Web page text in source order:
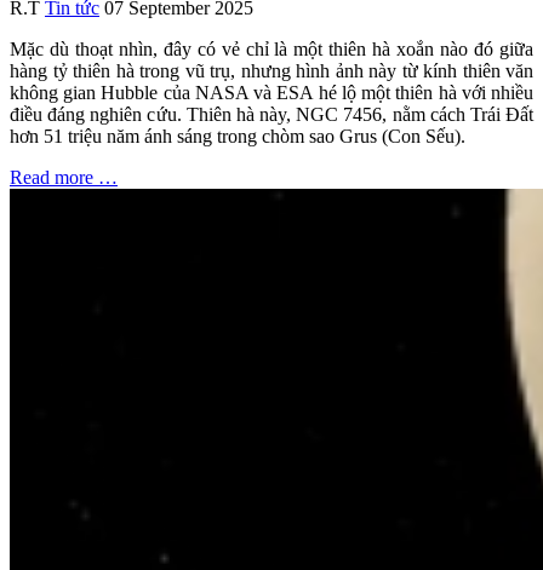
R.T Tin tức 07 September 2025
Mặc dù thoạt nhìn, đây có vẻ chỉ là một thiên hà xoắn nào đó giữa
hàng tỷ thiên hà trong vũ trụ, nhưng hình ảnh này từ kính thiên văn
không gian Hubble của NASA và ESA hé lộ một thiên hà với nhiều
điều đáng nghiên cứu. Thiên hà này, NGC 7456, nằm cách Trái Đất
hơn 51 triệu năm ánh sáng trong chòm sao Grus (Con Sếu).
Read more …